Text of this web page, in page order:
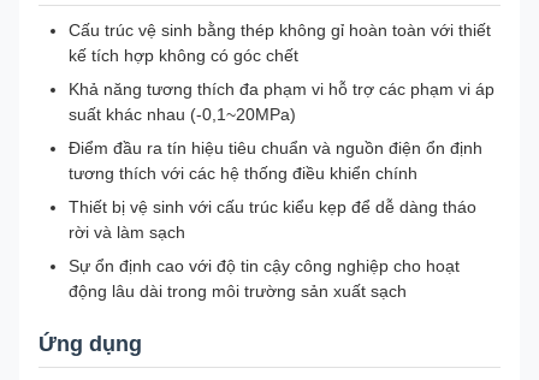
Cấu trúc vệ sinh bằng thép không gỉ hoàn toàn với thiết
kế tích hợp không có góc chết
Khả năng tương thích đa phạm vi hỗ trợ các phạm vi áp
suất khác nhau (-0,1~20MPa)
Điểm đầu ra tín hiệu tiêu chuẩn và nguồn điện ổn định
tương thích với các hệ thống điều khiển chính
Thiết bị vệ sinh với cấu trúc kiểu kẹp để dễ dàng tháo
rời và làm sạch
Sự ổn định cao với độ tin cậy công nghiệp cho hoạt
động lâu dài trong môi trường sản xuất sạch
Ứng dụng